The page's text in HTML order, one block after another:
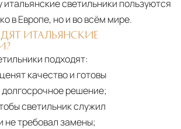
итальянские светильники пользуются
в Европе, но и во всём мире.
ИТАЛЬЯНСКИЕ
подходят:
качество и готовы
долгосрочное решение;
светильник служил
не требовал замены;